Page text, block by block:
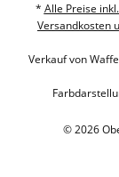
* Alle Preise
Versandkosten
Verkauf von
© 2026